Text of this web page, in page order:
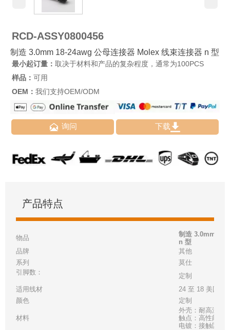
RCD-ASSY0800456
制造 3.0mm 18-24awg 公母连接器 Molex 线束连接器 n 型
最小起订量： 取决于材料和产品的复杂程度，通常为100PCS
样品： 可用
OEM： 我们支持OEM/ODM
 询问 下载
产品特点
物品
制造 3.0mm 18-
n 型
品牌
其他
系列
莫仕
引脚数：
定制
适用线材
24 至 18 美国线
颜色
定制
材料
外壳：耐高温白
触点：高性能铜
电镀：接触区 -